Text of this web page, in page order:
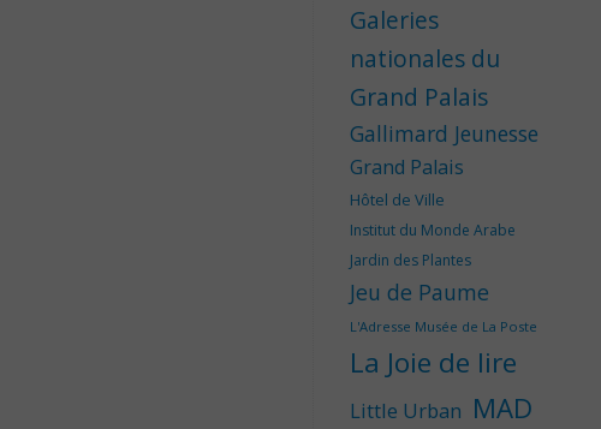
Galeries
nationales du
Grand Palais
Gallimard Jeunesse
Grand Palais
Hôtel de Ville
Institut du Monde Arabe
Jardin des Plantes
Jeu de Paume
L'Adresse Musée de La Poste
La Joie de lire
Little Urban MAD